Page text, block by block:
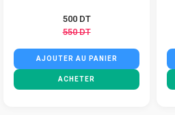
500 DT
550 DT
AJOUTER AU PANIER
ACHETER